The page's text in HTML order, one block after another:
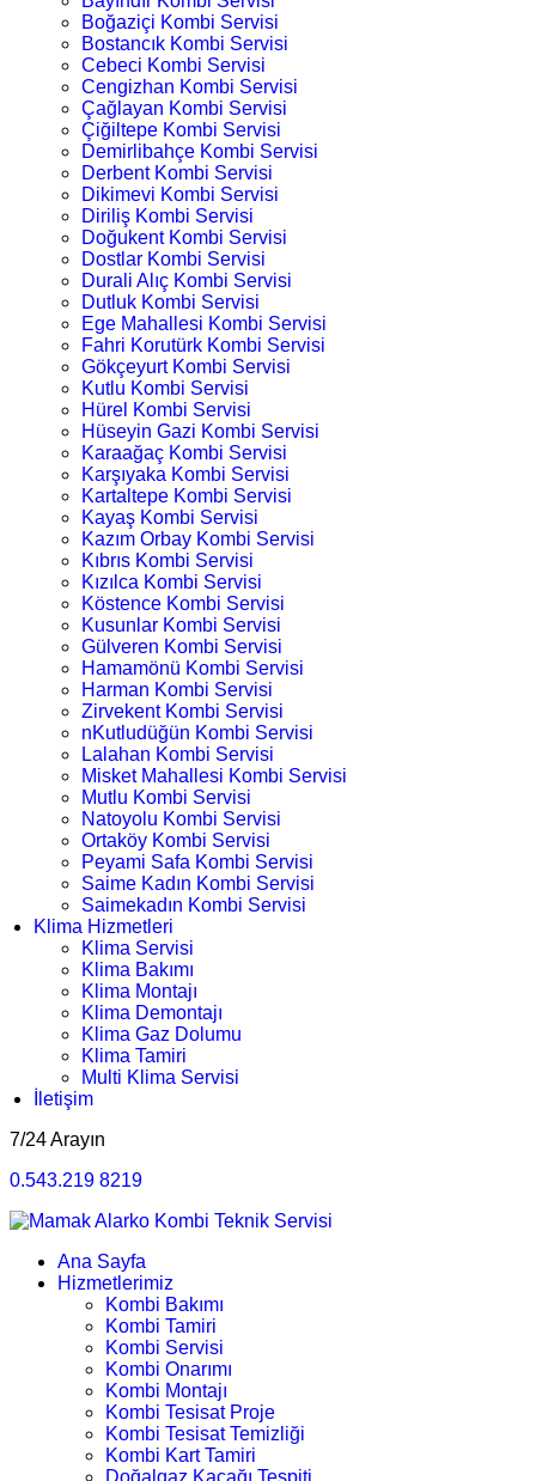
Boğaziçi Kombi Servisi
Bostancık Kombi Servisi
Cebeci Kombi Servisi
Cengizhan Kombi Servisi
Çağlayan Kombi Servisi
Çiğiltepe Kombi Servisi
Demirlibahçe Kombi Servisi
Derbent Kombi Servisi
Dikimevi Kombi Servisi
Diriliş Kombi Servisi
Doğukent Kombi Servisi
Dostlar Kombi Servisi
Durali Alıç Kombi Servisi
Dutluk Kombi Servisi
Ege Mahallesi Kombi Servisi
Fahri Korutürk Kombi Servisi
Gökçeyurt Kombi Servisi
Kutlu Kombi Servisi
Hürel Kombi Servisi
Hüseyin Gazi Kombi Servisi
Karaağaç Kombi Servisi
Karşıyaka Kombi Servisi
Kartaltepe Kombi Servisi
Kayaş Kombi Servisi
Kazım Orbay Kombi Servisi
Kıbrıs Kombi Servisi
Kızılca Kombi Servisi
Köstence Kombi Servisi
Kusunlar Kombi Servisi
Gülveren Kombi Servisi
Hamamönü Kombi Servisi
Harman Kombi Servisi
Zirvekent Kombi Servisi
nKutludüğün Kombi Servisi
Lalahan Kombi Servisi
Misket Mahallesi Kombi Servisi
Mutlu Kombi Servisi
Natoyolu Kombi Servisi
Ortaköy Kombi Servisi
Peyami Safa Kombi Servisi
Saime Kadın Kombi Servisi
Saimekadın Kombi Servisi
Klima Hizmetleri
Klima Servisi
Klima Bakımı
Klima Montajı
Klima Demontajı
Klima Gaz Dolumu
Klima Tamiri
Multi Klima Servisi
İletişim
7/24 Arayın
0.543.219 8219
Ana Sayfa
Hizmetlerimiz
Kombi Bakımı
Kombi Tamiri
Kombi Servisi
Kombi Onarımı
Kombi Montajı
Kombi Tesisat Proje
Kombi Tesisat Temizliği
Kombi Kart Tamiri
Doğalgaz Kaçağı Tespiti